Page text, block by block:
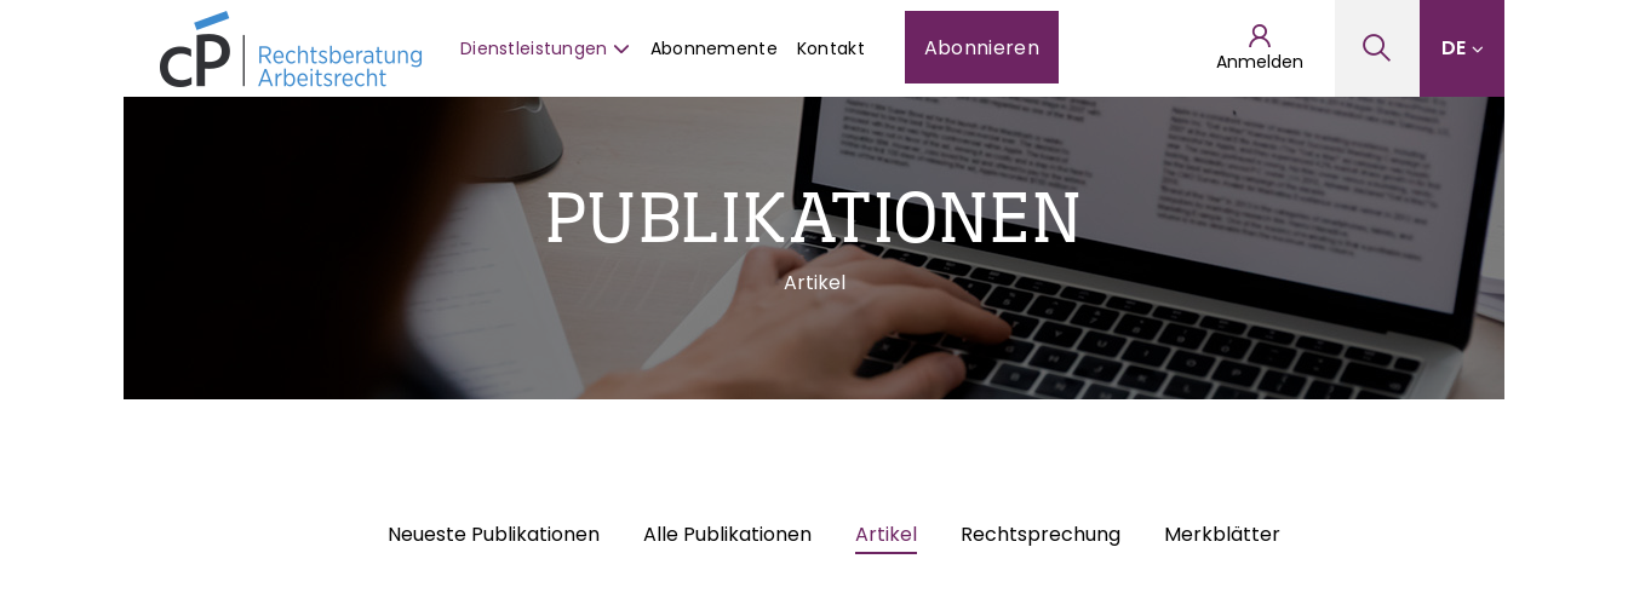
Dienstleistungen Abonnemente Kontakt Abonnieren
Anmelden DE
PUBLIKATIONEN
Artikel
Neueste Publikationen Alle Publikationen Artikel Rechtsprechung Merkblätter